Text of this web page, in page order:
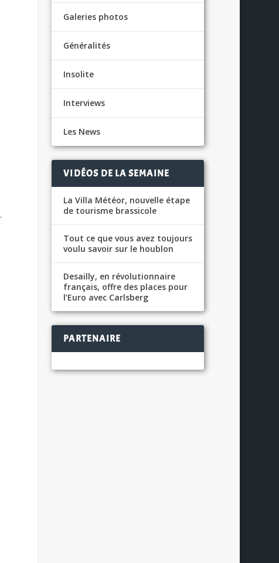
Galeries photos
Généralités
Insolite
Interviews
Les News
VIDÉOS DE LA SEMAINE
La Villa Météor, nouvelle étape
de tourisme brassicole
Tout ce que vous avez toujours
voulu savoir sur le houblon
Desailly, en révolutionnaire
français, offre des places pour
l’Euro avec Carlsberg
PARTENAIRE